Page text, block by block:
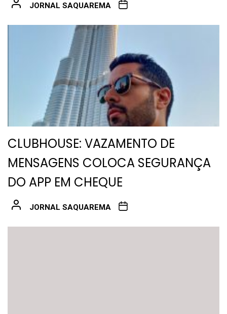
JORNAL SAQUAREMA
CLUBHOUSE: VAZAMENTO DE
MENSAGENS COLOCA SEGURANÇA
DO APP EM CHEQUE
JORNAL SAQUAREMA